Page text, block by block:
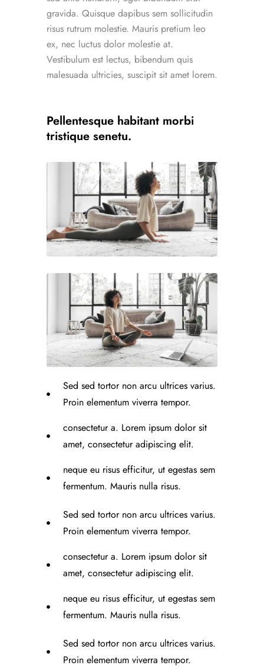
gravida. Quisque dapibus sem sollicitudin
risus rutrum molestie. Mauris pretium leo
ex, nec luctus dolor molestie at.
Vestibulum est lectus, bibendum quis
malesuada ultricies, suscipit sit amet lorem.
Pellentesque habitant morbi
tristique senetu.
Sed sed tortor non arcu ultrices varius.
Proin elementum viverra tempor.
consectetur a. Lorem ipsum dolor sit
amet, consectetur adipiscing elit.
neque eu risus efficitur, ut egestas sem
fermentum. Mauris nulla risus.
Sed sed tortor non arcu ultrices varius.
Proin elementum viverra tempor.
consectetur a. Lorem ipsum dolor sit
amet, consectetur adipiscing elit.
neque eu risus efficitur, ut egestas sem
fermentum. Mauris nulla risus.
Sed sed tortor non arcu ultrices varius.
Proin elementum viverra tempor.